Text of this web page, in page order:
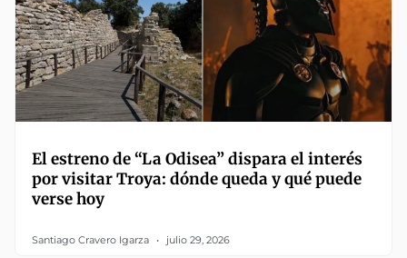
El estreno de “La Odisea” dispara el interés
por visitar Troya: dónde queda y qué puede
verse hoy
Santiago Cravero Igarza julio 29, 2026